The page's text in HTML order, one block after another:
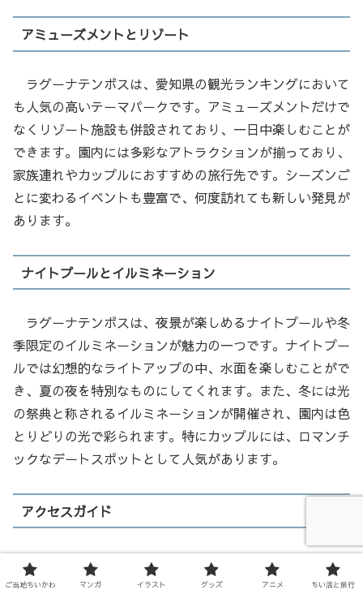
アミューズメントとリゾート
ラグーナテンボスは、愛知県の観光ランキングにおいて
も人気の高いテーマパークです。アミューズメントだけで
なくリゾート施設も併設されており、一日中楽しむことが
できます。園内には多彩なアトラクションが揃っており、
家族連れやカップルにおすすめの旅行先です。シーズンご
とに変わるイベントも豊富で、何度訪れても新しい発見が
あります。
ナイトプールとイルミネーション
ラグーナテンボスは、夜景が楽しめるナイトプールや冬
季限定のイルミネーションが魅力の一つです。ナイトプー
ルでは幻想的なライトアップの中、水面を楽しむことがで
き、夏の夜を特別なものにしてくれます。また、冬には光
の祭典と称されるイルミネーションが開催され、園内は色
とりどりの光で彩られます。特にカップルには、ロマンチ
ックなデートスポットとして人気があります。
アクセスガイド
ラグーナテンボスへ行くには、名鉄蒲郡線の「蒲郡駅」
が最寄り駅となります。蒲郡駅からは、直通バスが運行し
ご当地ちいかわ マンガ イラスト グッズ アニメ ちい活と旅行